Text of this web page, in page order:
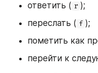
ответить ( r );
переслать ( f );
пометить как
перейти к